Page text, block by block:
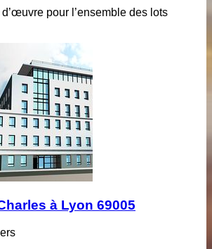
pour l’ensemble des lots
à Lyon 69005